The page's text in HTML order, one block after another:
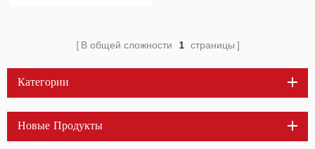
В общей сложности 1 страницы
Категории
Новые Продукты